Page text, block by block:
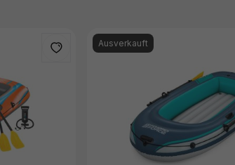
Ausverkauft